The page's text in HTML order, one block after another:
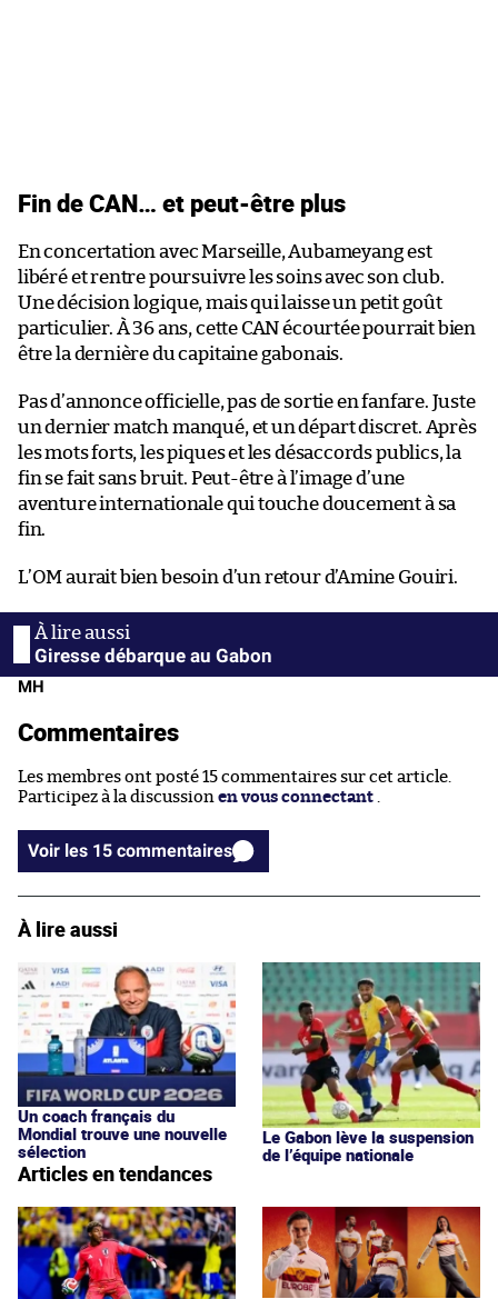
Fin de CAN… et peut-être plus
En concertation avec Marseille, Aubameyang est
libéré et rentre poursuivre les soins avec son club.
Une décision logique, mais qui laisse un petit goût
particulier. À 36 ans, cette CAN écourtée pourrait bien
être la dernière du capitaine gabonais.
Pas d’annonce officielle, pas de sortie en fanfare. Juste
un dernier match manqué, et un départ discret. Après
les mots forts, les piques et les désaccords publics, la
fin se fait sans bruit. Peut-être à l’image d’une
aventure internationale qui touche doucement à sa
fin.
L’OM aurait bien besoin d’un retour d’Amine Gouiri.
Giresse débarque au Gabon
MH
Commentaires
Les membres ont posté 15 commentaires sur cet article.
Participez à la discussion en vous connectant
Voir les 15 commentaires
À lire aussi
Un coach français du
Mondial trouve une nouvelle
sélection
Le Gabon lève la suspension
de l’équipe nationale
Articles en tendances